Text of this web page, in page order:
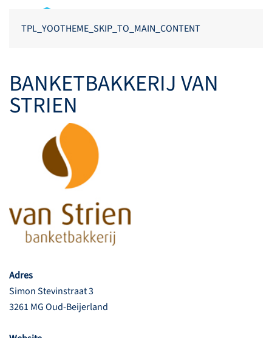
TPL_YOOTHEME_SKIP_TO_MAIN_CONTENT
BANKETBAKKERIJ VAN
STRIEN
Adres
Simon Stevinstraat 3
3261 MG Oud-Beijerland